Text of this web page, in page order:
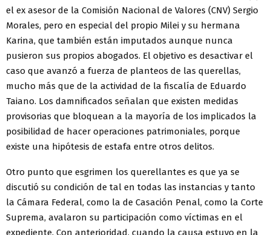
el ex asesor de la Comisión Nacional de Valores (CNV) Sergio
Morales, pero en especial del propio Milei y su hermana
Karina, que también están imputados aunque nunca
pusieron sus propios abogados. El objetivo es desactivar el
caso que avanzó a fuerza de planteos de las querellas,
mucho más que de la actividad de la fiscalía de Eduardo
Taiano. Los damnificados señalan que existen medidas
provisorias que bloquean a la mayoría de los implicados la
posibilidad de hacer operaciones patrimoniales, porque
existe una hipótesis de estafa entre otros delitos.
Otro punto que esgrimen los querellantes es que ya se
discutió su condición de tal en todas las instancias y tanto
la Cámara Federal, como la de Casación Penal, como la Corte
Suprema, avalaron su participación como víctimas en el
expediente. Con anterioridad, cuando la causa estuvo en la